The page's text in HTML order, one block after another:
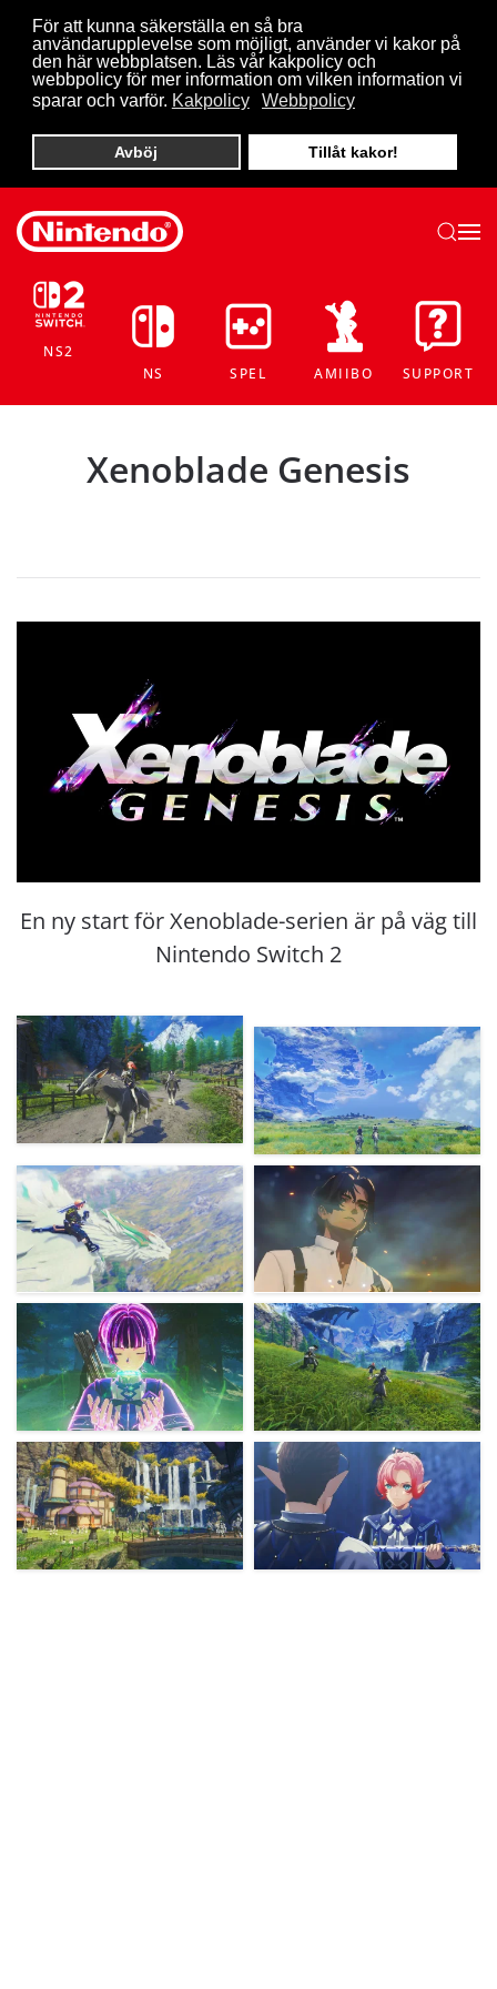
För att kunna säkerställa en så bra
användarupplevelse som möjligt, använder vi kakor på
den här webbplatsen. Läs vår kakpolicy och
webbpolicy för mer information om vilken information vi
sparar och varför. Kakpolicy Webbpolicy
Avböj Tillåt kakor!
Skip to main content
NS2
NS
SPEL AMIIBO SUPPORT
Xenoblade Genesis
En ny start för Xenoblade-serien är på väg till
Nintendo Switch 2